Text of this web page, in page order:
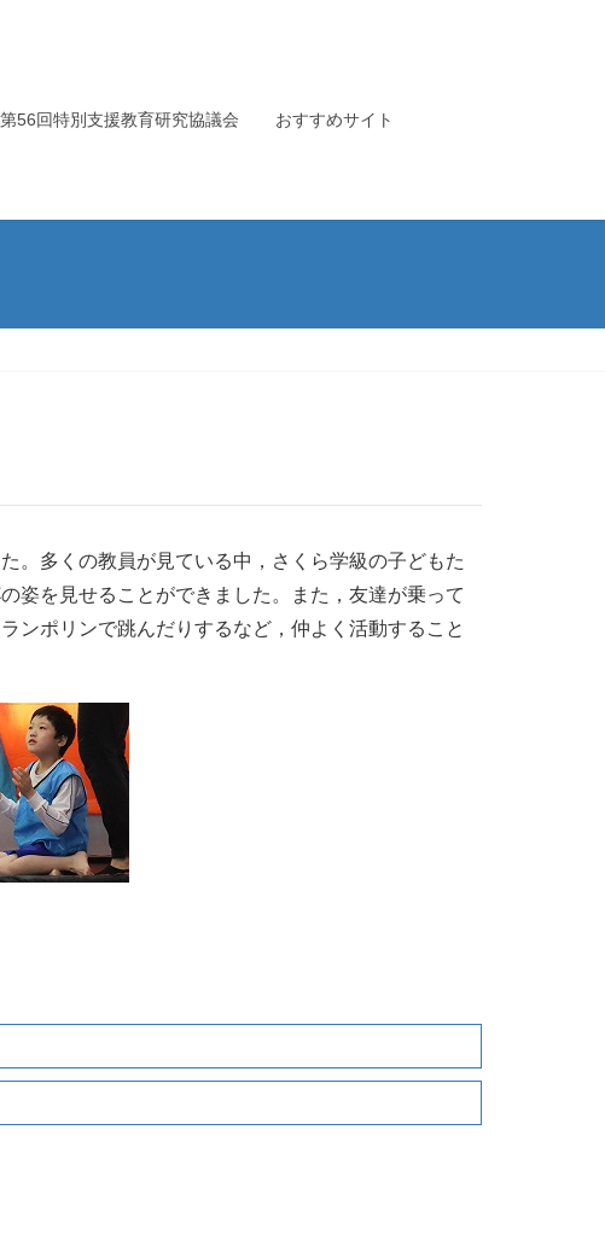
第56回特別支援教育研究協議会 おすすめサイト
。多くの教員が見ている中，さくら学級の子どもた
姿を見せることができました。また，友達が乗って
ンポリンで跳んだりするなど，仲よく活動すること